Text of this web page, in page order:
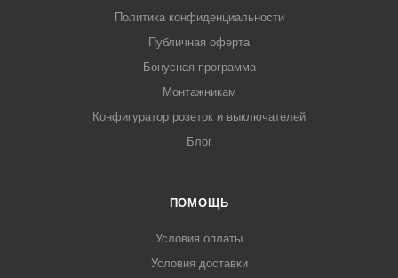
Политика конфиденциальности
Публичная оферта
Бонусная программа
Монтажникам
Конфигуратор розеток и выключателей
Блог
ПОМОЩЬ
Условия оплаты
Условия доставки